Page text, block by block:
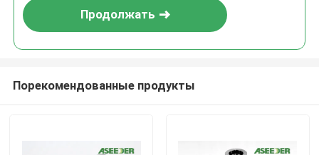
Продолжать
Порекомендованные продукты